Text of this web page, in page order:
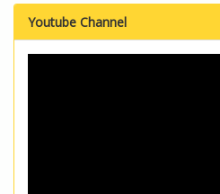
Youtube Channel